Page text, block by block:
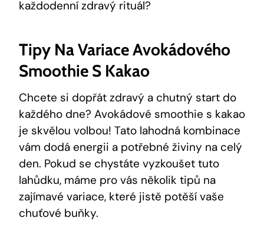
každodenní zdravý rituál?
Tipy Na Variace Avokádového
Smoothie S Kakao
Chcete si dopřát zdravý a chutný start ⁤do ​
každého dne? Avokádové smoothie s kakao
je⁢ skvělou volbou! Tato lahodná kombinace
vám dodá energii a potřebné živiny ‍na‍ celý
den. ‌Pokud se chystáte vyzkoušet tuto
lahůdku, máme pro vás několik tipů na
zajímavé variace, které jistě potěší vaše
chuťové buňky.